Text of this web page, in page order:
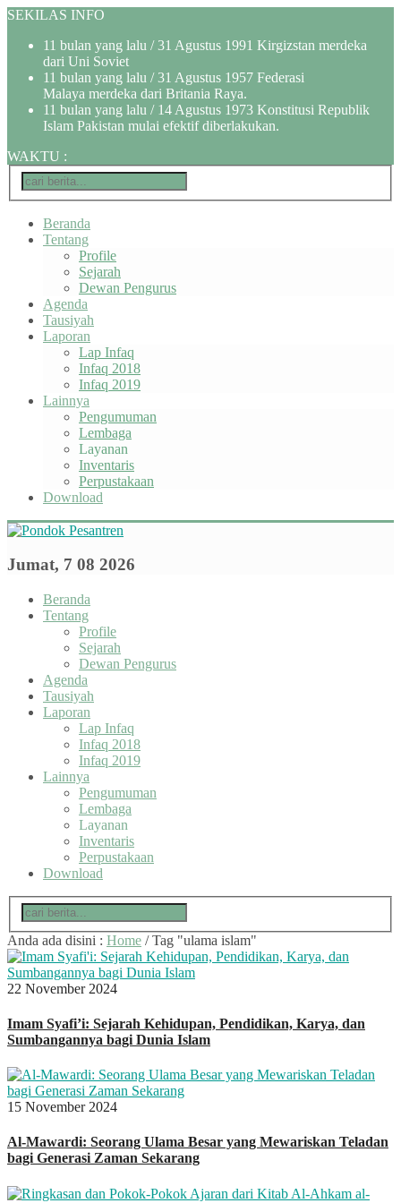
SEKILAS INFO
11 bulan yang lalu / 31 Agustus 1991 Kirgizstan merdeka
dari Uni Soviet
11 bulan yang lalu / 31 Agustus 1957 Federasi
Malaya merdeka dari Britania Raya.
11 bulan yang lalu / 14 Agustus 1973 Konstitusi Republik
Islam Pakistan mulai efektif diberlakukan.
WAKTU :
Beranda
Tentang
Profile
Sejarah
Dewan Pengurus
Agenda
Tausiyah
Laporan
Lap Infaq
Infaq 2018
Infaq 2019
Lainnya
Pengumuman
Lembaga
Layanan
Inventaris
Perpustakaan
Download
Jumat, 7 08 2026
Beranda
Tentang
Profile
Sejarah
Dewan Pengurus
Agenda
Tausiyah
Laporan
Lap Infaq
Infaq 2018
Infaq 2019
Lainnya
Pengumuman
Lembaga
Layanan
Inventaris
Perpustakaan
Download
Anda ada disini : Home /Tag "ulama islam"
22 November 2024
Imam Syafi’i: Sejarah Kehidupan, Pendidikan, Karya, dan
Sumbangannya bagi Dunia Islam
15 November 2024
Al-Mawardi: Seorang Ulama Besar yang Mewariskan Teladan
bagi Generasi Zaman Sekarang